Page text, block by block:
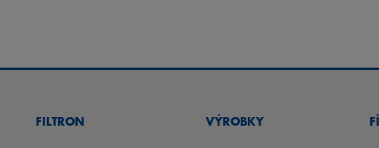
FILTRON VÝROBKY